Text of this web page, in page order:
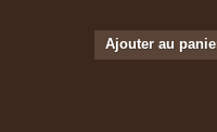
Ajouter au